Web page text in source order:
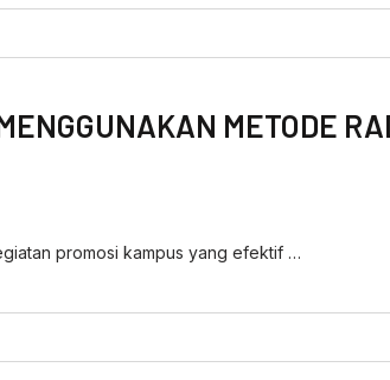
METODE
promosi kampus yang efektif …